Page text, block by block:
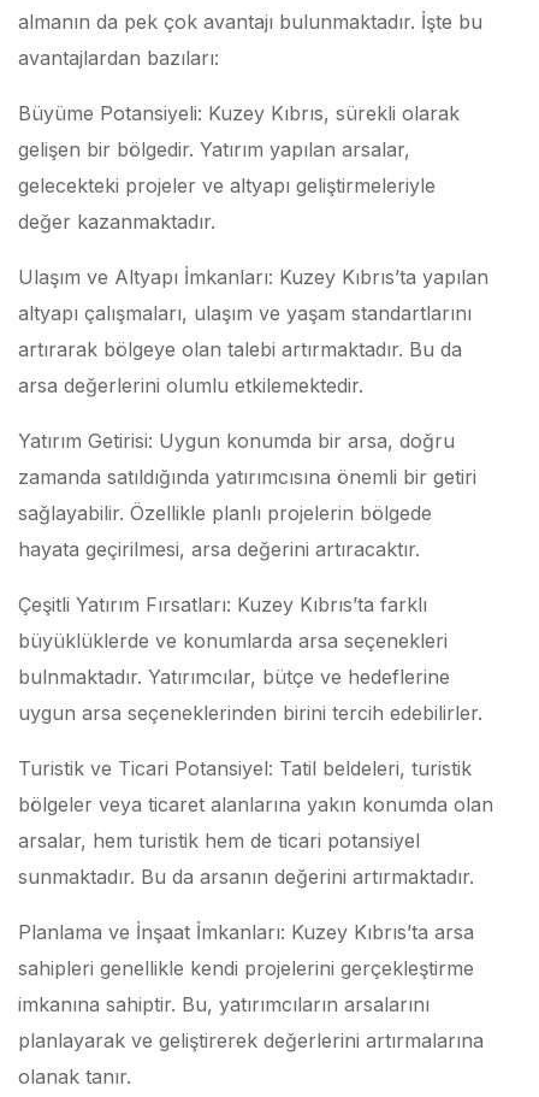
almanın da pek çok avantajı bulunmaktadır. İşte bu
avantajlardan bazıları:
Büyüme Potansiyeli: Kuzey Kıbrıs, sürekli olarak
gelişen bir bölgedir. Yatırım yapılan arsalar,
gelecekteki projeler ve altyapı geliştirmeleriyle
değer kazanmaktadır.
Ulaşım ve Altyapı İmkanları: Kuzey Kıbrıs’ta yapılan
altyapı çalışmaları, ulaşım ve yaşam standartlarını
artırarak bölgeye olan talebi artırmaktadır. Bu da
arsa değerlerini olumlu etkilemektedir.
Yatırım Getirisi: Uygun konumda bir arsa, doğru
zamanda satıldığında yatırımcısına önemli bir getiri
sağlayabilir. Özellikle planlı projelerin bölgede
hayata geçirilmesi, arsa değerini artıracaktır.
Çeşitli Yatırım Fırsatları: Kuzey Kıbrıs’ta farklı
büyüklüklerde ve konumlarda arsa seçenekleri
bulnmaktadır. Yatırımcılar, bütçe ve hedeflerine
uygun arsa seçeneklerinden birini tercih edebilirler.
Turistik ve Ticari Potansiyel: Tatil beldeleri, turistik
bölgeler veya ticaret alanlarına yakın konumda olan
arsalar, hem turistik hem de ticari potansiyel
sunmaktadır. Bu da arsanın değerini artırmaktadır.
Planlama ve İnşaat İmkanları: Kuzey Kıbrıs’ta arsa
sahipleri genellikle kendi projelerini gerçekleştirme
imkanına sahiptir. Bu, yatırımcıların arsalarını
planlayarak ve geliştirerek değerlerini artırmalarına
olanak tanır.